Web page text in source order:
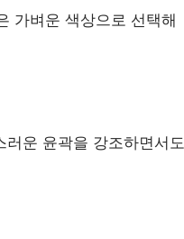
가벼운 색상으로 선택해
운 윤곽을 강조하면서도,